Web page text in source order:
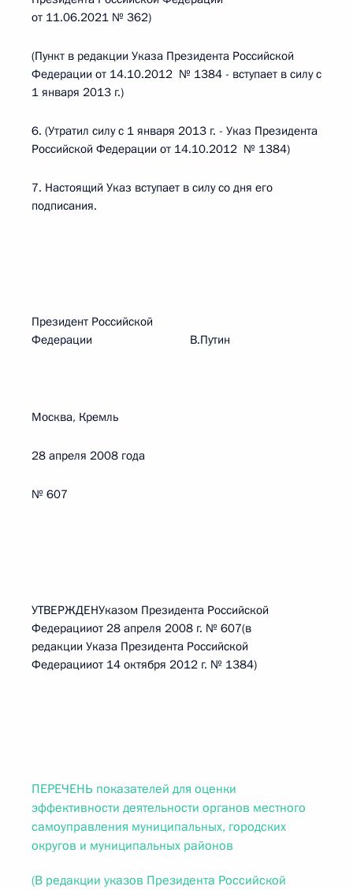
от 11.06.2021 № 362)
(Пункт в редакции Указа Президента Российской
Федерации от 14.10.2012 № 1384 - вступает в силу с
1 января 2013 г.)
6. (Утратил силу с 1 января 2013 г. - Указ Президента
Российской Федерации от 14.10.2012 № 1384)
7. Настоящий Указ вступает в силу со дня его
подписания.
Президент Российской
Федерации В.Путин
Москва, Кремль
28 апреля 2008 года
№ 607
УТВЕРЖДЕНУказом Президента Российской
Федерацииот 28 апреля 2008 г. № 607(в
редакции Указа Президента Российской
Федерацииот 14 октября 2012 г. № 1384)
ПЕРЕЧЕНЬ показателей для оценки
эффективности деятельности органов местного
самоуправления муниципальных, городских
округов и муниципальных районов
(В редакции указов Президента Российской